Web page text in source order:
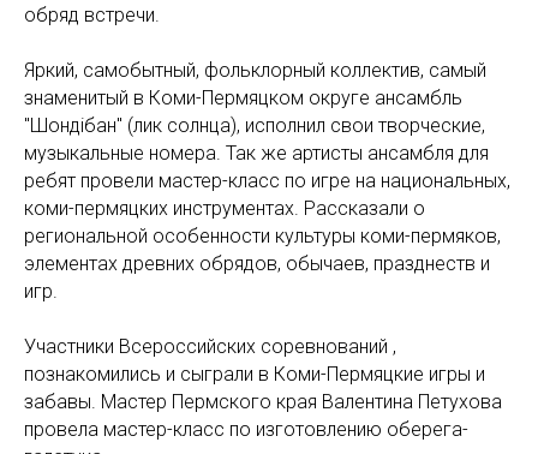
обряд встречи.
Яркий, самобытный, фольклорный коллектив, самый
знаменитый в Коми-Пермяцком округе ансамбль
"Шондiбан" (лик солнца), исполнил свои творческие,
музыкальные номера. Так же артисты ансамбля для
ребят провели мастер-класс по игре на национальных,
коми-пермяцких инструментах. Рассказали о
региональной особенности культуры коми-пермяков,
элементах древних обрядов, обычаев, празднеств и
игр.
Участники Всероссийских соревнований ,
познакомились и сыграли в Коми-Пермяцкие игры и
забавы. Мастер Пермского края Валентина Петухова
провела мастер-класс по изготовлению оберега-